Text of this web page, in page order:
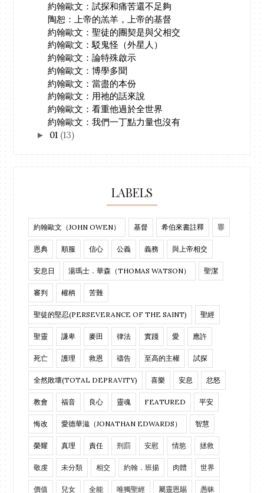
約翰歐文：試探和痛苦還不足夠
陶恕：上帝的羔羊，上帝的基督
約翰歐文：聖徒的團契是與父相交
約翰歐文：駁鬼怪（外星人）
約翰歐文：論特殊啟示
約翰歐文：博學多聞
約翰歐文：當盡的本份
約翰歐文：用祂的話來說
約翰歐文：看重他過於全世界
約翰歐文：我們一丁點力量也沒有
► 01 (13)
LABELS
約翰歐文（JOHN OWEN） 基督 希伯來書註釋 罪
恩典 順服 信心 公義 義務 與上帝相交
安息日 湯瑪士．華森（THOMAS WATSON） 聖潔
審判 權柄 苦難
聖徒的堅忍(PERSEVERANCE OF THE SAINT) 聖經
聖靈 謙卑 麥田 律法 實踐 愛 應許
死亡 護理 救恩 禱告 至高的主權 試探
全然敗壞(TOTAL DEPRAVITY) 喜樂 安息 忿怒
教會 福音 良心 靈魂 FEATURED 平安
悔改 愛德華滋（JONATHAN EDWARDS） 智慧
榮耀 真理 責任 刑罰 安慰 情慾 拯救
敬虔 未分類 相交 約翰．班揚 肉體 世界
價值 兒女 全能 唯獨聖經 屬靈恩賜 愚昧